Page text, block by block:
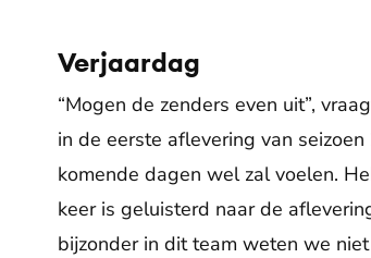
Verjaardag
“Mogen de zenders even uit”,
in de eerste aflevering van seizoen
komende dagen wel zal voelen.
keer is geluisterd naar de
bijzonder in dit team weten we